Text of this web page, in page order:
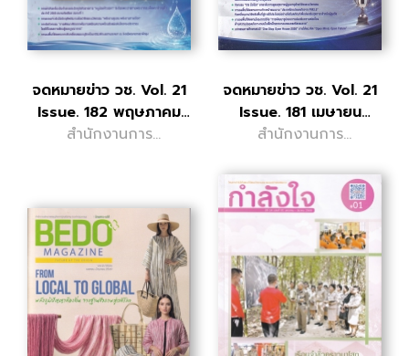
จดหมายข่าว วช. Vol. 21
Issue. 182 พฤษภาคม
2569
สำนักงานการ
จดหมายข่าว วช. Vol. 21
Issue. 181 เมษายน
2569
สำนักงานการ
(วช.)